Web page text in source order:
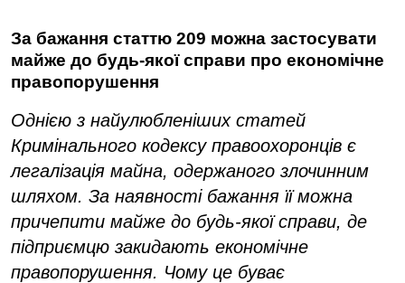
За бажання статтю 209 можна застосувати
майже до будь-якої справи про економічне
правопорушення
Однією з найулюбленіших статей
Кримінального кодексу правоохоронців є
легалізація майна, одержаного злочинним
шляхом. За наявності бажання її можна
причепити майже до будь-якої справи, де
підприємцю закидають економічне
правопорушення. Чому це буває